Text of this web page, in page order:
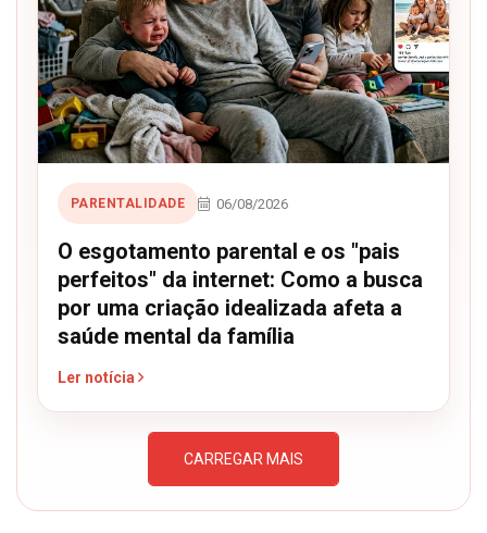
PARENTALIDADE 06/08/2026
O esgotamento parental e os "pais
perfeitos" da internet: Como a busca
por uma criação idealizada afeta a
saúde mental da família
Ler notícia
CARREGAR MAIS